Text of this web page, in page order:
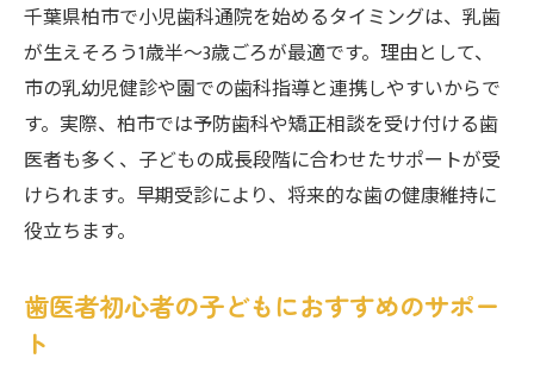
歯医者嫌いにならない小児歯科の工夫
子どもが安心できる歯医者の雰囲気作り
柏市で人気の小児歯科に共通する魅力
歯医者通いが楽しくなる取り組みをご紹介
小児歯科で重視されるコミュニケーション
子どもが笑顔で通える歯医者の条件
歯医者で学ぶ予防歯科の重要ポイント
千葉県柏市で小児歯科通院を始めるタイミングは、乳歯
が生えそろう1歳半～3歳ごろが最適です。理由として、
市の乳幼児健診や園での歯科指導と連携しやすいからで
す。実際、柏市では予防歯科や矯正相談を受け付ける歯
医者も多く、子どもの成長段階に合わせたサポートが受
けられます。早期受診により、将来的な歯の健康維持に
役立ちます。
歯医者初心者の子どもにおすすめのサポー
ト